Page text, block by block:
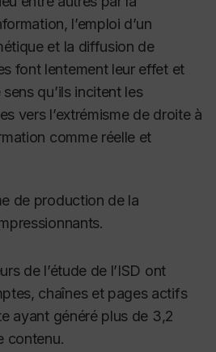
l’emploi d’un
et la diffusion de
font lentement leur effet et
qu’ils incitent les
vers l’extrémisme de droite à
comme réelle et
de production de la
de l’étude de l’ISD ont
chaînes et pages actifs
ayant généré plus de 3,2
contenu.